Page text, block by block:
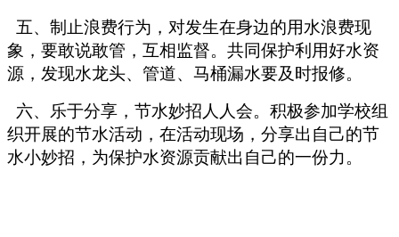
五、制止浪费行为，对发生在身边的用水浪费现
象，要敢说敢管，互相监督。共同保护利用好水资
源，发现水龙头、管道、马桶漏水要及时报修。
六、乐于分享，节水妙招人人会。积极参加学校组
织开展的节水活动，在活动现场，分享出自己的节
水小妙招，为保护水资源贡献出自己的一份力。